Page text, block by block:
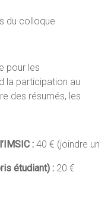
du colloque
pour les
la participation au
des résumés, les
:40 € (joindre un
étudiant) : 20 €